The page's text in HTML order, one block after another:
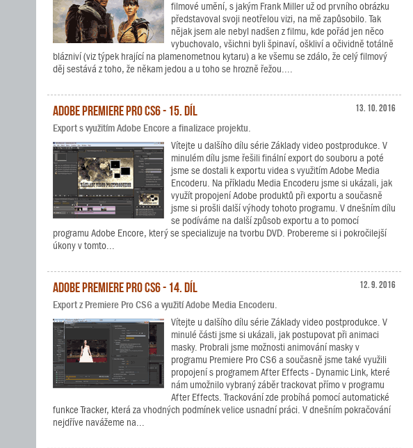
filmové umění, s jakým Frank Miller už od prvního obrázku
představoval svoji neotřelou vizi, na mě zapůsobilo. Tak
nějak jsem ale nebyl nadšen z filmu, kde pořád jen něco
vybuchovalo, všichni byli špinaví, oškliví a očividně totálně
blázniví (viz týpek hrající na plamenometnou kytaru) a ke všemu se zdálo, že celý filmový
děj sestává z toho, že někam jedou a u toho se hrozně řežou....
13. 10. 2016
Adobe Premiere Pro CS6 - 15. díl
Export s využitím Adobe Encore a finalizace projektu.
Vítejte u dalšího dílu série Základy video postprodukce. V
minulém dílu jsme řešili finální export do souboru a poté
jsme se dostali k exportu videa s využitím Adobe Media
Encoderu. Na příkladu Media Encoderu jsme si ukázali, jak
využít propojení Adobe produktů při exportu a současně
jsme si prošli další výhody tohoto programu. V dnešním dílu
se podíváme na další způsob exportu a to pomocí
programu Adobe Encore, který se specializuje na tvorbu DVD. Probereme si i pokročilejší
úkony v tomto...
12. 9. 2016
Adobe Premiere Pro CS6 - 14. díl
Export z Premiere Pro CS6 a využití Adobe Media Encoderu.
Vítejte u dalšího dílu série Základy video postprodukce. V
minulé části jsme si ukázali, jak postupovat při animaci
masky. Probrali jsme možnosti animování masky v
programu Premiere Pro CS6 a současně jsme také využili
propojení s programem After Effects - Dynamic Link, které
nám umožnilo vybraný záběr trackovat přímo v programu
After Effects. Trackování zde probíhá pomocí automatické
funkce Tracker, která za vhodných podmínek velice usnadní práci. V dnešním pokračování
nejdříve navážeme na...